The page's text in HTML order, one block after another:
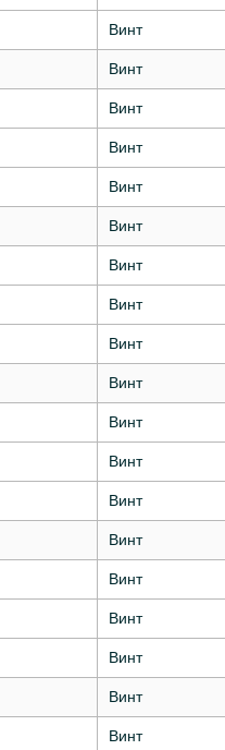
Винт
Винт
Винт
Винт
Винт
Винт
Винт
Винт
Винт
Винт
Винт
Винт
Винт
Винт
Винт
Винт
Винт
Винт
Винт